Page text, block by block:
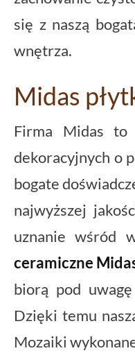
się z naszą
wnętrza.
Midas
Firma Midas to
dekoracyjnych o
bogate
najwyższej
uznanie wśród
ceramiczne
biorą pod
Dzięki temu
Mozaiki